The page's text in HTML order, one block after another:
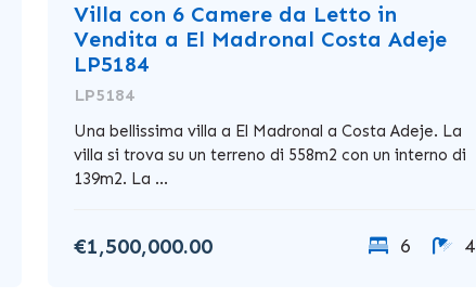
Villa con 6 Camere da Letto in
Vendita a El Madronal Costa Adeje
LP5184
LP5184
Una bellissima villa a El Madronal a Costa Adeje. La
villa si trova su un terreno di 558m2 con un interno di
139m2. La ...
€1,500,000.00 6 4